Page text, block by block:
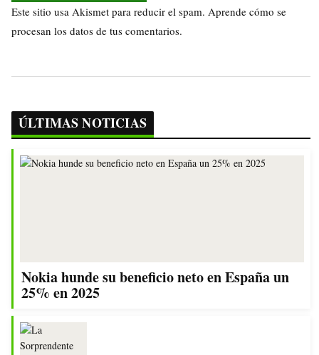
Este sitio usa Akismet para reducir el spam. Aprende cómo se
procesan los datos de tus comentarios.
ÚLTIMAS NOTICIAS
Nokia hunde su beneficio neto en España un
25% en 2025